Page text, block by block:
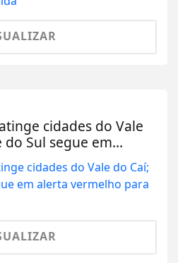
cidades do Vale
do Sul segue em...